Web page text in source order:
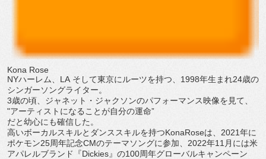
Kona Rose
NYハーレム、 LA そして東京にルーツを持つ、 1998年⽣まれ24歳の
シンガーソングライター。
3歳の頃、ジャネット・ジャクソンのパフォーマンス映像を⾒て、
"アーティストになることが⾃分の運命”
だと幼⼼にも確信した。
⾼いボーカルスキルとダンススキルを持つKonaRoseは、 2021年に
ポケモン25周年記念CMのテーマソングに参加、 2022年11 ⽉には⽶
アパレルブランド『Dickies』の100周年グローバルキャンペーン